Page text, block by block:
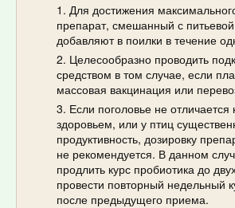
Для достижения
препарат, смешанный с
добавляют в поилки в течение
Целесообразно проводить
средством в том случае, если
массовая вакцинация или
Если поголовье не отличается
здоровьем, или у птиц
продуктивность, дозировку
не рекомендуется. В данном
продлить курс пробиотика до
провести повторный недельный
после предыдущего приема.